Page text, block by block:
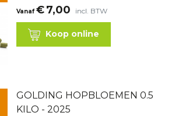
Vanaf €7,00 incl. BTW
Koop online
GOLDING HOPBLOEMEN 0.5
KILO - 2025